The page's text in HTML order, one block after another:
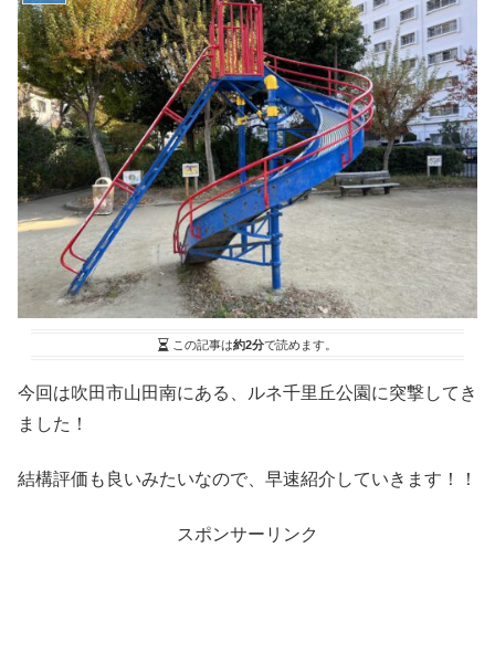
この記事は約2分で読めます。
今回は吹田市山田南にある、ルネ千里丘公園に突撃してき
ました！
結構評価も良いみたいなので、早速紹介していきます！！
スポンサーリンク